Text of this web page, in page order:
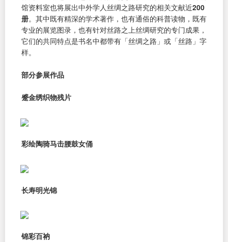
馆资料室也将展出中外学人丝绸之路研究的相关文献近200
册。其中既有精深的学术著作，也有通俗的科普读物，既有
专业的展览图录，也有针对丝路之上丝绸研究的专门成果，
它们的共同特点是书名中都带有「丝绸之路」或「丝路」字
样。
部分参展作品
蹙金绣织物残片
彩绘陶骑马击腰鼓女俑
长寿明光锦
锦彩百衲